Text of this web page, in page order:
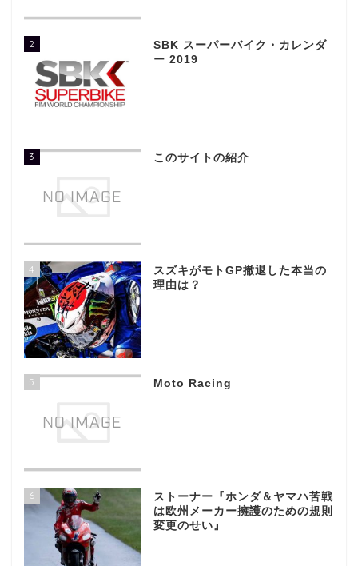
2
SBK スーパーバイク・カレンダ
ー 2019
3 このサイトの紹介
4
スズキがモトGP撤退した本当の
理由は？
5 Moto Racing
6
ストーナー『ホンダ＆ヤマハ苦戦
は欧州メーカー擁護のための規則
変更のせい』